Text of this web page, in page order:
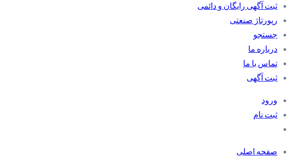
ثبت آگهی رایگان و دائمی
رپورتاژ صنعتی
جستجو
درباره ما
تماس با ما
ثبت آگهی
ورود
ثبت نام
صفحه اصلی